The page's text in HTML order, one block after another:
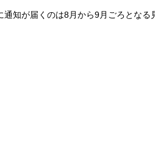
知が届くのは8月から9月ごろとなる